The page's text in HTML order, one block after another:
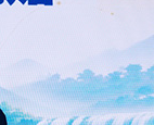
丝绸
中阿
国家
全国
国家数字图书